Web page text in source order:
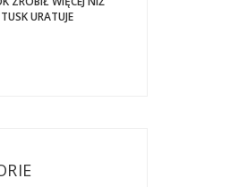
URATUJE